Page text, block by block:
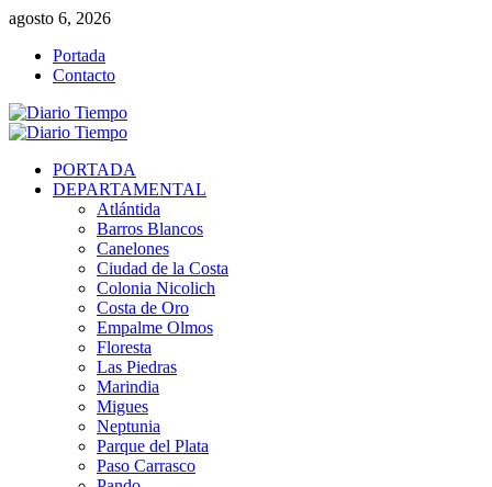
Saltar
contenido
agosto 6, 2026
Portada
Contacto
Menú
PORTADA
DEPARTAMENTAL
Atlántida
Barros Blancos
Canelones
Ciudad de la Costa
Colonia Nicolich
Costa de Oro
Empalme Olmos
Floresta
Las Piedras
Marindia
Migues
Neptunia
Parque del Plata
Paso Carrasco